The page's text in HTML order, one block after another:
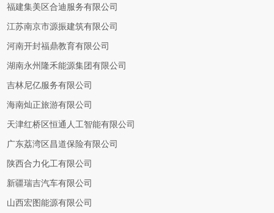
福建集美区合迪服务有限公司
江苏南京市源振建筑有限公司
河南开封福鼎教育有限公司
湖南永州隆禾能源集团有限公司
吉林尼亿服务有限公司
海南灿正旅游有限公司
天津红桥区恒通人工智能有限公司
广东荔湾区昌道保险有限公司
陕西合力化工有限公司
新疆瑞吉汽车有限公司
山西宏图能源有限公司